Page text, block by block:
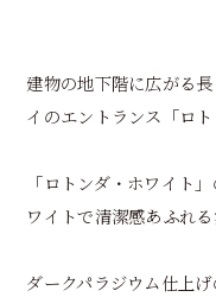
建物の地下階に広がる
イのエントランス「ロト
「ロトンダ・ホワイト
ワイトで清潔感あふれる
ダークパラジウム仕上